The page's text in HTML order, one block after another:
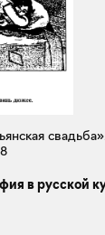
в русской